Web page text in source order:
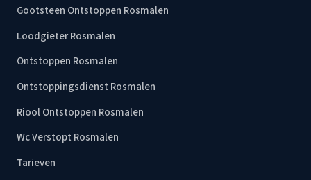
Gootsteen Ontstoppen Rosmalen
Loodgieter Rosmalen
Ontstoppen Rosmalen
Ontstoppingsdienst Rosmalen
Riool Ontstoppen Rosmalen
Wc Verstopt Rosmalen
Tarieven